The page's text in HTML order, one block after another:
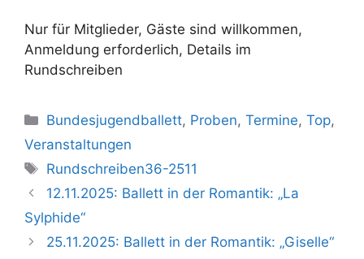
Nur für Mitglieder, Gäste sind willkommen,
Anmeldung erforderlich, Details im
Rundschreiben
Kategorien
Bundesjugendballett, Proben,Termine,Top,
Veranstaltungen
Schlagwörter
Rundschreiben36-2511
12.11.2025: Ballett in der Romantik: „La
Sylphide“
25.11.2025: Ballett in der Romantik: „Giselle“